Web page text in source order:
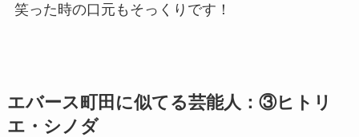
笑った時の口元もそっくりです！
エバース町田に似てる芸能人：③ヒトリ
エ・シノダ